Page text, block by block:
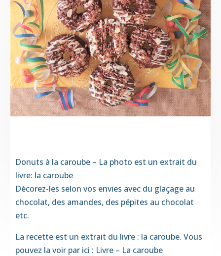
Donuts à la caroube – La photo est un extrait du
livre: la caroube
Décorez-les selon vos envies avec du glaçage au
chocolat, des amandes, des pépites au chocolat
etc.
La recette est un extrait du livre : la caroube. Vous
pouvez la voir par ici : Livre – La caroube